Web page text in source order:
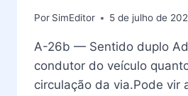
Por SimEditor 5 de julho de
A-26b — Sentido duplo
condutor do veículo
circulação da via.Pode vir